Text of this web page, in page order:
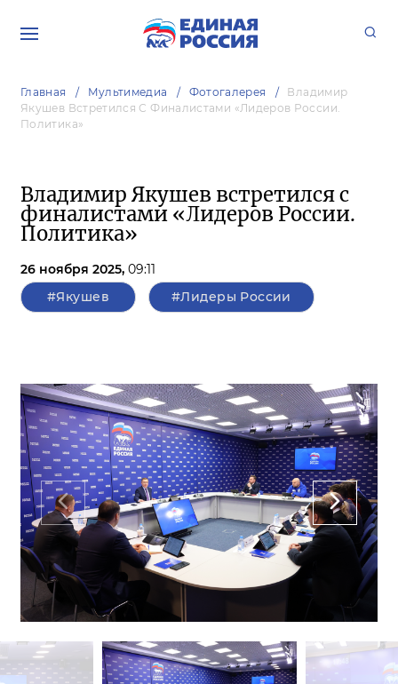
Главная Мультимедиа Фотогалерея
Владимир
Якушев Встретился С Финалистами «Лидеров России.
Политика»
Владимир Якушев встретился с
финалистами «Лидеров России.
Политика»
26 ноября 2025, 09:11
#Якушев
#Лидеры России